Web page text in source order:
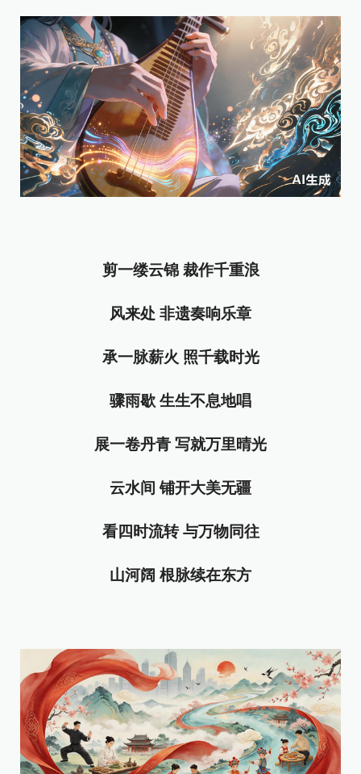
剪一缕云锦 裁作千重浪
风来处 非遗奏响乐章
承一脉薪火 照千载时光
骤雨歇 生生不息地唱
展一卷丹青 写就万里晴光
云水间 铺开大美无疆
看四时流转 与万物同往
山河阔 根脉续在东方